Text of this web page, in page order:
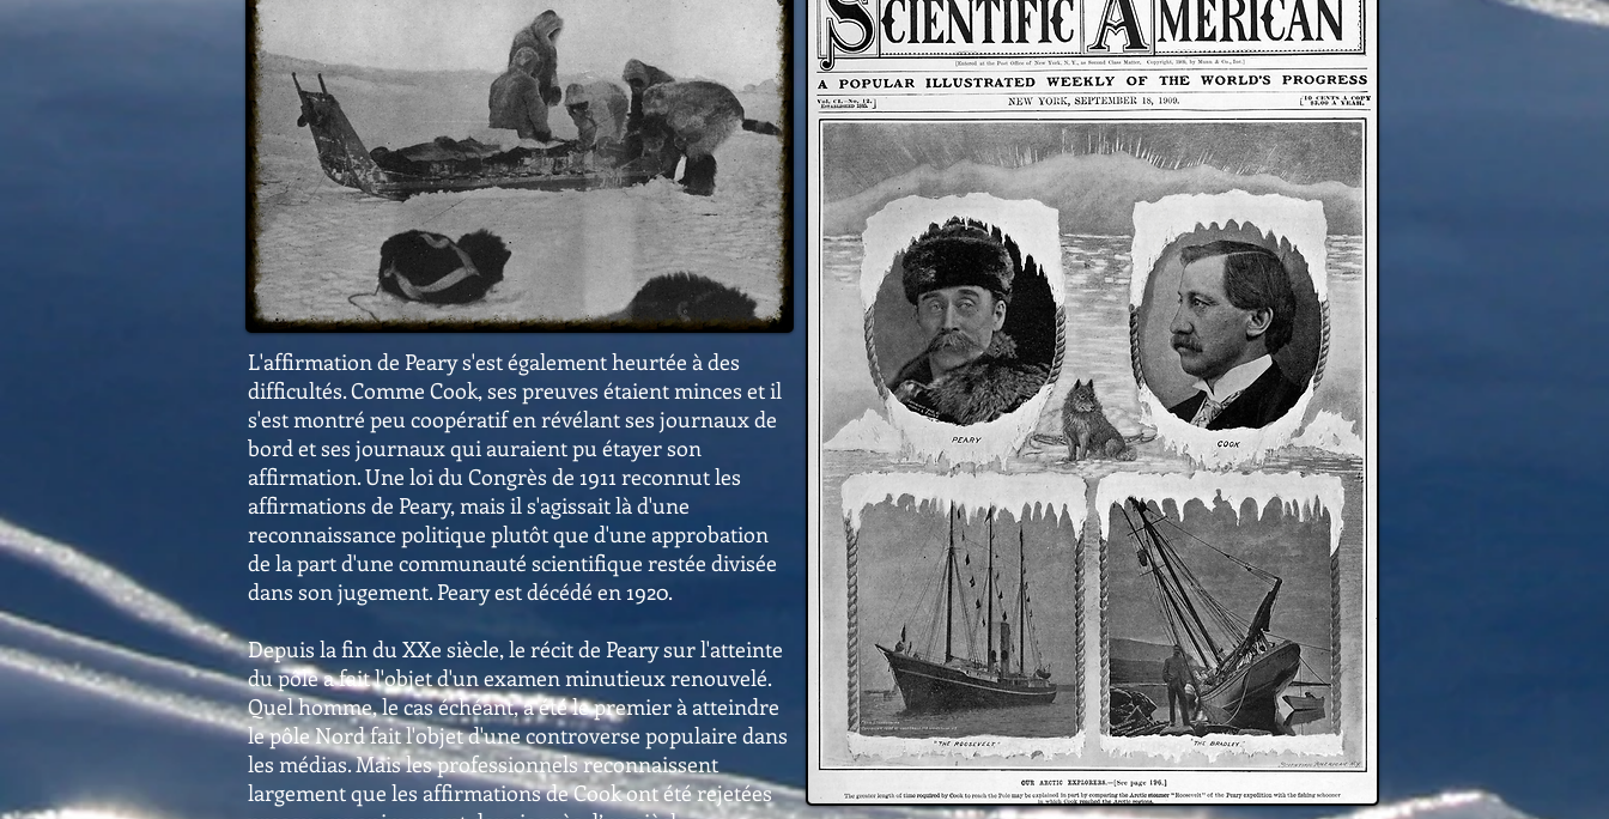
L'affirmation de Peary s'est également heurtée à des
difficultés. Comme Cook, ses preuves étaient minces et il
s'est montré peu coopératif en révélant ses journaux de
bord et ses journaux qui auraient pu étayer son
affirmation. Une loi du Congrès de 1911 reconnut les
affirmations de Peary, mais il s'agissait là d'une
reconnaissance politique plutôt que d'une approbation
de la part d'une communauté scientifique restée divisée
dans son jugement. Peary est décédé en 1920.
Depuis la fin du XXe siècle, le récit de Peary sur l'atteinte
du pôle a fait l'objet d'un examen minutieux renouvelé.
Quel homme, le cas échéant, a été le premier à atteindre
le pôle Nord fait l'objet d'une controverse populaire dans
les médias. Mais les professionnels reconnaissent
largement que les affirmations de Cook ont été rejetées